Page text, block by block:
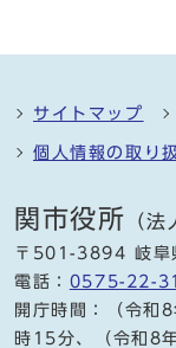
サイトマップ
個人情報の取り
関市役所 （
〒501-3894 岐阜
電話： 0575-22-
開庁時間：（令
時15分、（令和8